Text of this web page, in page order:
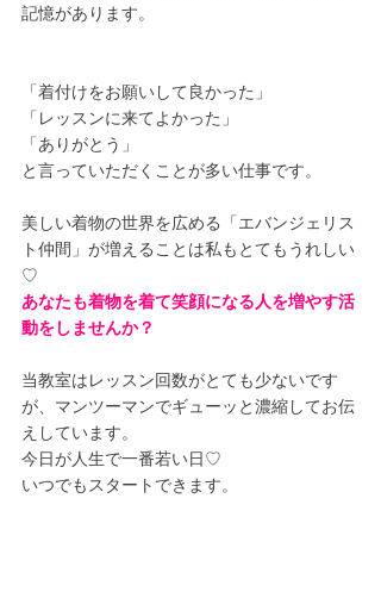
記憶があります。
「着付けをお願いして良かった」
「レッスンに来てよかった」
「ありがとう」
と言っていただくことが多い仕事です。
美しい着物の世界を広める「エバンジェリス
ト仲間」が増えることは私もとてもうれしい
♡
あなたも着物を着て笑顔になる人を増やす活
動をしませんか？
当教室はレッスン回数がとても少ないです
が、マンツーマンでギューッと濃縮してお伝
えしています。
今日が人生で一番若い日♡
いつでもスタートできます。